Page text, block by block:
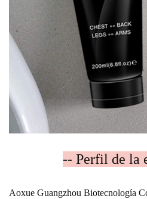
-- Perfil de la
Aoxue Guangzhou Biotecnología